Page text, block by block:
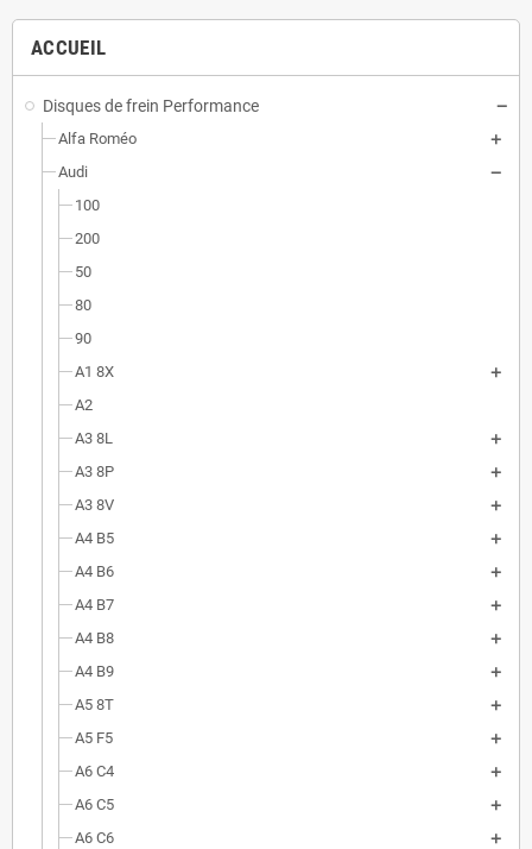
ACCUEIL
Disques de frein Performance
Alfa Roméo
Audi
100
200
50
80
90
A1 8X
A2
A3 8L
A3 8P
A3 8V
A4 B5
A4 B6
A4 B7
A4 B8
A4 B9
A5 8T
A5 F5
A6 C4
A6 C5
A6 C6